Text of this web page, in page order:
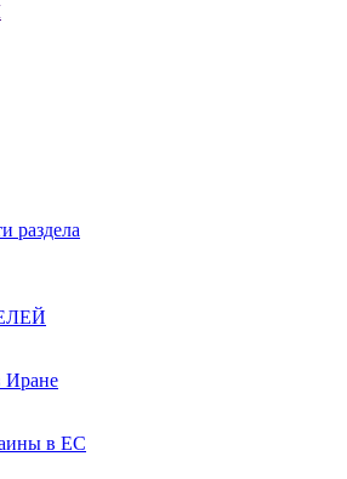
раздела
Иране
в ЕС